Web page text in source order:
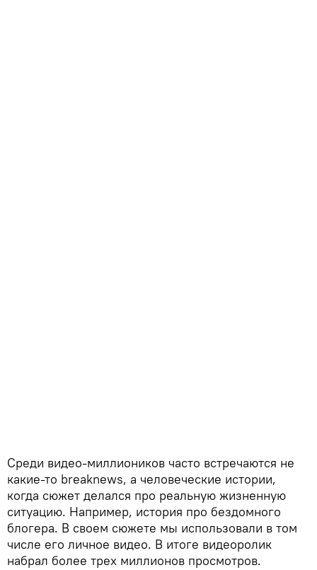
Среди видео-миллиоников часто встречаются не
какие-то breaknews, а человеческие истории,
когда сюжет делался про реальную жизненную
ситуацию. Например, история про бездомного
блогера. В своем сюжете мы использовали в том
числе его личное видео. В итоге видеоролик
набрал более трех миллионов просмотров.